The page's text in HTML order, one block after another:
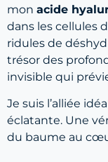
mon acide
dans les cellules
ridules de
trésor des
invisible qui
Je suis l’alliée
éclatante. Une
du baume au